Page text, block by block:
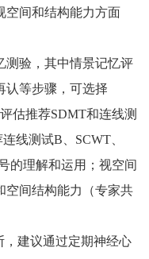
空间和结构能力方面
测验，其中情景记忆评
认等步骤，可选择
估推荐SDMT和连线测
线测试B、SCWT、
的理解和运用；视空间
空间结构能力（专家共
建议通过定期神经心